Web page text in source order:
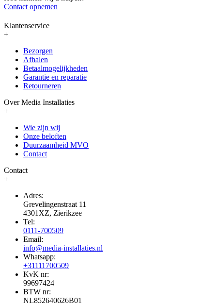
Contact opnemen
Klantenservice
+
Bezorgen
Afhalen
Betaalmogelijkheden
Garantie en reparatie
Retourneren
Over Media Installaties
+
Wie zijn wij
Onze beloften
Duurzaamheid MVO
Contact
Contact
+
Adres:
Grevelingenstraat 11
4301XZ, Zierikzee
Tel:
0111-700509
Email:
info@media-installaties.nl
Whatsapp:
+31111700509
KvK nr:
99697424
BTW nr:
NL852640626B01